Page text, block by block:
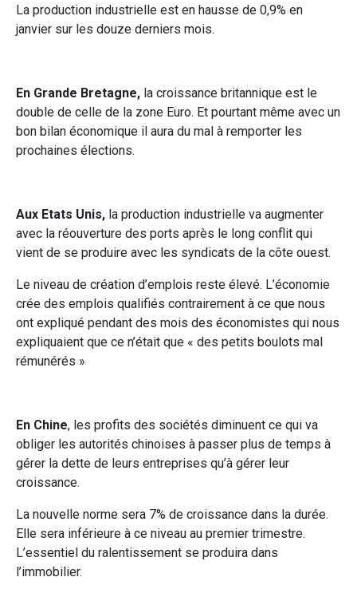
La production industrielle est en hausse de 0,9% en
janvier sur les douze derniers mois.
En Grande Bretagne, la croissance britannique est le
double de celle de la zone Euro. Et pourtant même avec un
bon bilan économique il aura du mal à remporter les
prochaines élections.
Aux Etats Unis, la production industrielle va augmenter
avec la réouverture des ports après le long conflit qui
vient de se produire avec les syndicats de la côte ouest.
Le niveau de création d’emplois reste élevé. L’économie
crée des emplois qualifiés contrairement à ce que nous
ont expliqué pendant des mois des économistes qui nous
expliquaient que ce n’était que « des petits boulots mal
rémunérés »
En Chine, les profits des sociétés diminuent ce qui va
obliger les autorités chinoises à passer plus de temps à
gérer la dette de leurs entreprises qu’à gérer leur
croissance.
La nouvelle norme sera 7% de croissance dans la durée.
Elle sera inférieure à ce niveau au premier trimestre.
L’essentiel du ralentissement se produira dans
l’immobilier.